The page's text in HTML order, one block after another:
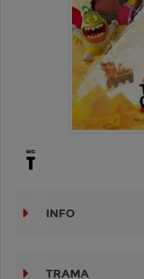
INFO
TRAMA